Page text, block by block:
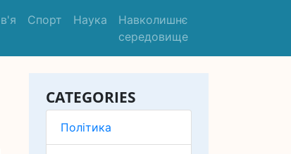
Спорт Наука
Навколишнє
середовище
CATEGORIES
Політика